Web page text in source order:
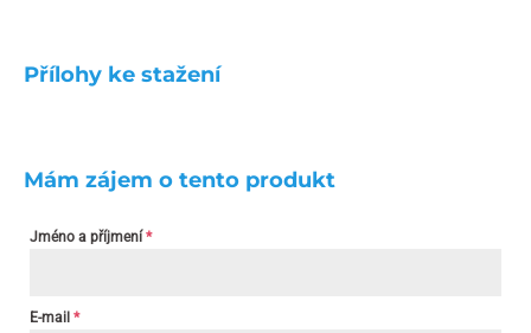
Přílohy ke stažení
Mám zájem o tento produkt
Jméno a příjmení *
E-mail *